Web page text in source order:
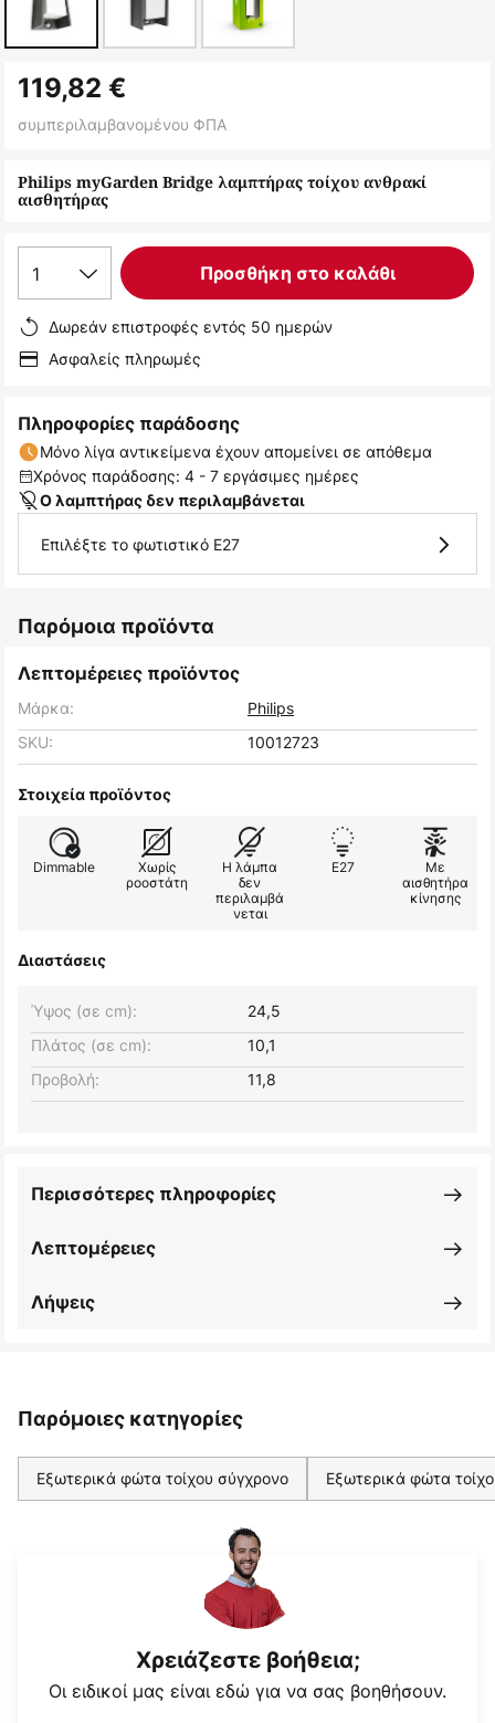
στην
αρχή
συλλογής
εικόνων
Philips myGarden Bridge λαμπτήρας τοίχου ανθρακί
αισθητήρας
119,82 €
συμπεριλαμβανομένου ΦΠΑ
1 Προσθήκη στο καλάθι
Δωρεάν επιστροφές εντός 50 ημερών
Ασφαλείς πληρωμές
Πληροφορίες παράδοσης
Μόνο λίγα αντικείμενα έχουν απομείνει σε απόθεμα
Χρόνος παράδοσης: 4 - 7 εργάσιμες ημέρες
Ο λαμπτήρας δεν περιλαμβάνεται
Επιλέξτε το φωτιστικό E27
Παρόμοια προϊόντα
Λεπτομέρειες προϊόντος
Μάρκα:
Philips
SKU:
10012723
Στοιχεία προϊόντος
Dimmable
Χωρίς
ροοστάτη
Η λάμπα
δεν
περιλαμβά
νεται
E27
Με
αισθητήρα
κίνησης
Διαστάσεις
Πλάτος (σε cm): 10,1
Ύψος (σε cm): 24,5
Προβολή: 11,8
Λεπτομέρειες
Περισσότερες πληροφορίες
Λήψεις
Παρόμοιες κατηγορίες
Εξωτερικά φώτα τοίχου σύγχρονο Εξωτερικά φώτα
Χρειάζεστε βοήθεια;
Οι ειδικοί μας είναι εδώ για να σας βοηθήσουν.